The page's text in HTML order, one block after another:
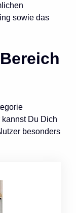
sowie das
Du Dich
besonders